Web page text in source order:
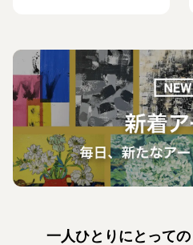
一人ひとりにとっての